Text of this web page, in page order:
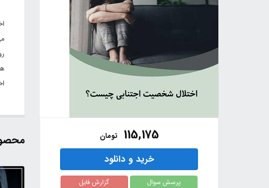
115,175 تومان
خرید و دانلود
پرسش سوال گزارش فایل